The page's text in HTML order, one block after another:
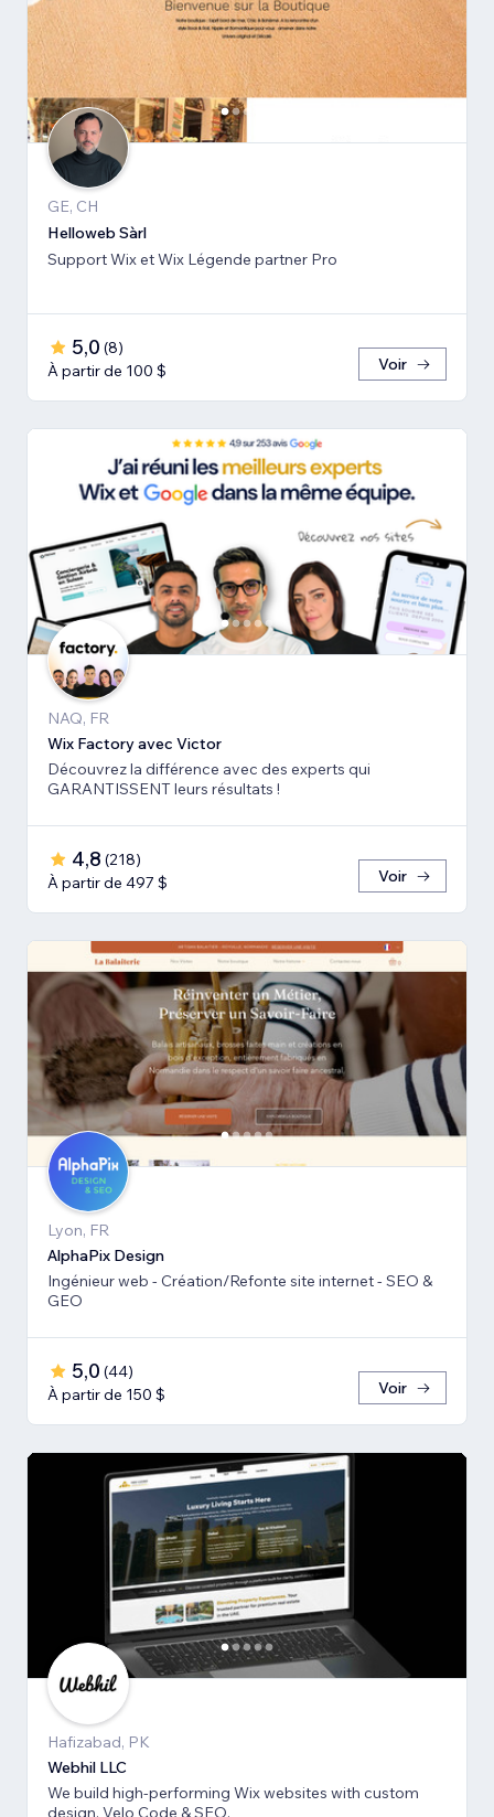
GE, CH
Helloweb Sàrl
Support Wix et Wix Légende partner Pro
5,0 (8)
À partir de 100 $
Voir
NAQ, FR
Wix Factory avec Victor
Découvrez la différence avec des experts qui
GARANTISSENT leurs résultats !
4,8 (218)
À partir de 497 $
Voir
Lyon, FR
AlphaPix Design
Ingénieur web - Création/Refonte site internet - SEO &
GEO
5,0 (44)
À partir de 150 $
Voir
Hafizabad, PK
Webhil LLC
We build high-performing Wix websites with custom
design, Velo Code & SEO.